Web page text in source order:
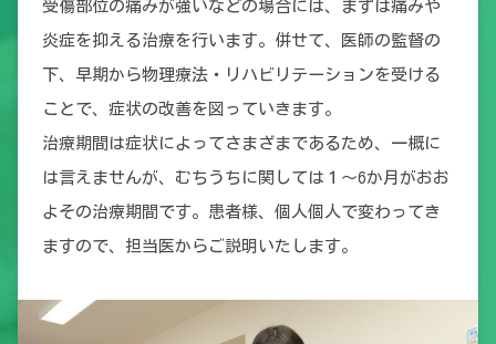
受傷部位の痛みが強いなどの場合には、まずは痛みや
炎症を抑える治療を行います。併せて、医師の監督の
下、早期から物理療法・リハビリテーションを受ける
ことで、症状の改善を図っていきます。
治療期間は症状によってさまざまであるため、一概に
は言えませんが、むちうちに関しては１～6か月がおお
よその治療期間です。患者様、個人個人で変わってき
ますので、担当医からご説明いたします。